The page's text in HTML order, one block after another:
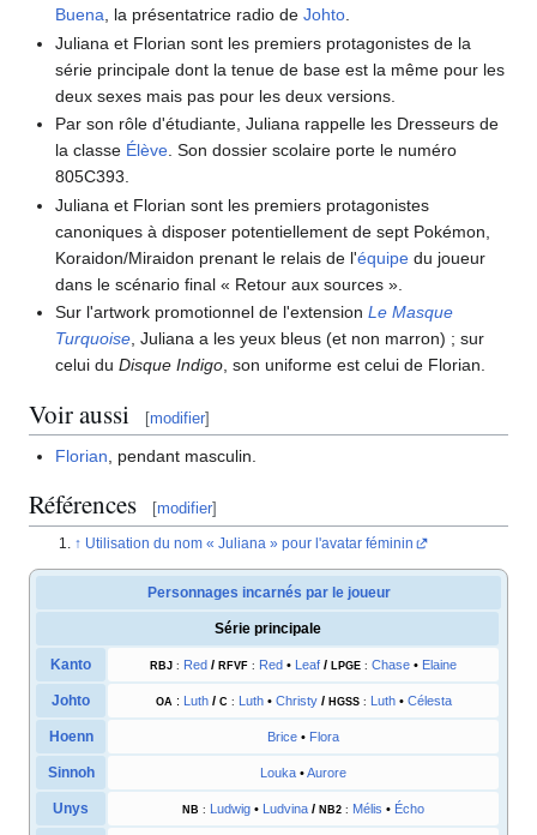
Buena, la présentatrice radio deJohto.
Juliana et Florian sont les premiers protagonistes de la
série principale dont la tenue de base est la même pour les
deux sexes mais pas pour les deux versions.
Par son rôle d'étudiante, Juliana rappelle les Dresseurs de
la classe Élève. Son dossier scolaire porte le numéro
805C393.
Juliana et Florian sont les premiers protagonistes
canoniques à disposer potentiellement de sept Pokémon,
Koraidon/Miraidon prenant le relais de l'équipe du joueur
dans le scénario final « Retour aux sources ».
Sur l'artwork promotionnel de l'extensionLe Masque
Turquoise , Juliana a les yeux bleus (et non marron) ; sur
celui duDisque Indigo , son uniforme est celui de Florian.
Voir aussi [modifier]
Florian , pendant masculin.
Références [modifier]
Utilisation du nom « Juliana » pour l'avatar féminin
Personnages incarnés par le joueur
Série principale
Kanto RBJ : Red / RFVF : Red • Leaf / LPGE : Chase • Elaine
Johto OA : Luth / C : Luth• Christy / HGSS : Luth• Célesta
Hoenn Brice • Flora
Sinnoh Louka •Aurore
Unys NB : Ludwig • Ludvina / NB2 : Mélis • Écho